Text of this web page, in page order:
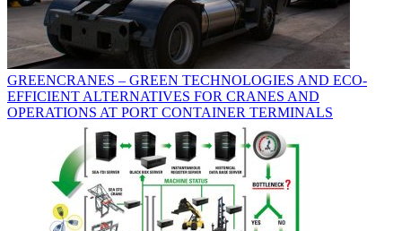
GREENCRANES – GREEN TECHNOLOGIES AND ECO-
EFFICIENT ALTERNATIVES FOR CRANES AND
OPERATIONS AT PORT CONTAINER TERMINALS